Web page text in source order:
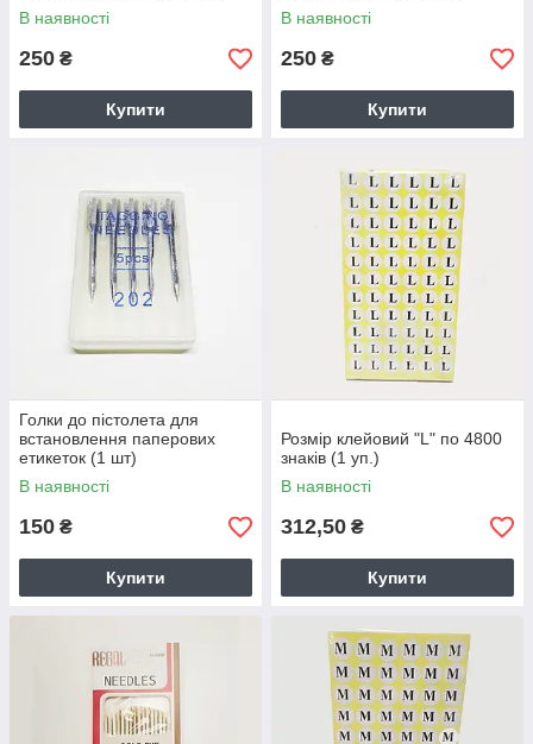
В наявності
250 ₴
Купити
В наявності
250 ₴
Купити
Голки до пістолета для
встановлення паперових
етикеток (1 шт)
В наявності
150 ₴
Купити
Розмір клейовий "L" по 4800
знаків (1 уп.)
В наявності
312,50 ₴
Купити